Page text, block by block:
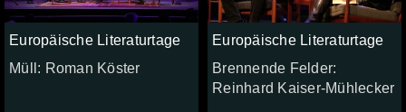
Europäische Literaturtage
Müll: Roman Köster
Europäische Literaturtage
Brennende Felder:
Reinhard Kaiser-Mühlecker